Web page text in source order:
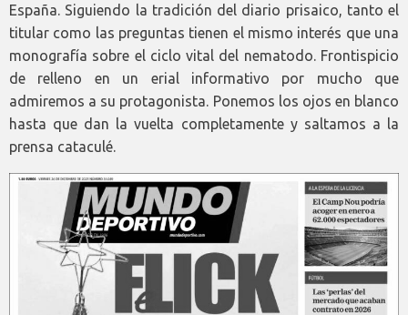
España. Siguiendo la tradición del diario prisaico, tanto el
titular como las preguntas tienen el mismo interés que una
monografía sobre el ciclo vital del nematodo. Frontispicio
de relleno en un erial informativo por mucho que
admiremos a su protagonista. Ponemos los ojos en blanco
hasta que dan la vuelta completamente y saltamos a la
prensa cataculé.